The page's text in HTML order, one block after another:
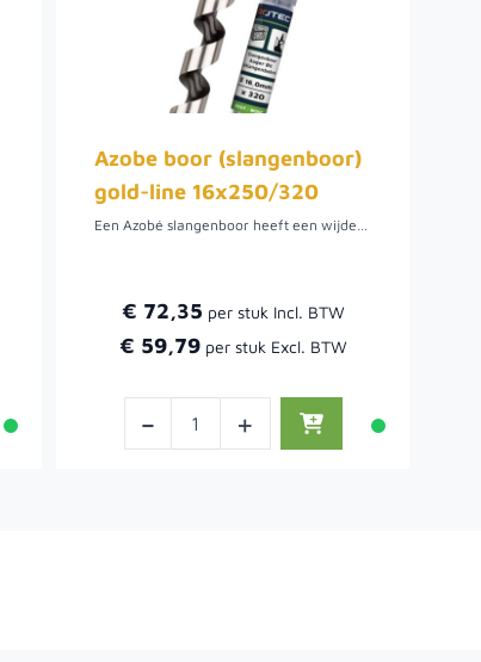
Azobe boor (slangenboor)
gold-line 16x250/320
Een Azobé slangenboor heeft een wijdere spiraal dan de gewone slangenboor. De boor heeft een speciale Titanium coating, dit betekend dat de boor een hoge hittebestendigheid heeft, maar ook een lange levensduur. De slangenboor heeft een zeskant aansluiting, dit zorgt voor een goede grip.
€ 72,35
€ 59,79
- +